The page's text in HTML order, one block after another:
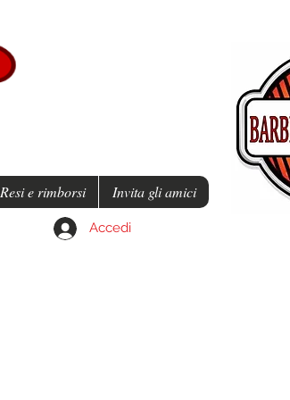
Resi e rimborsi Invita gli amici
Accedi